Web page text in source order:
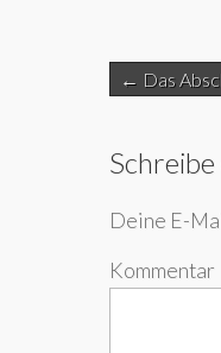
Post
navigation
← Das
Deine E-
Kommentar